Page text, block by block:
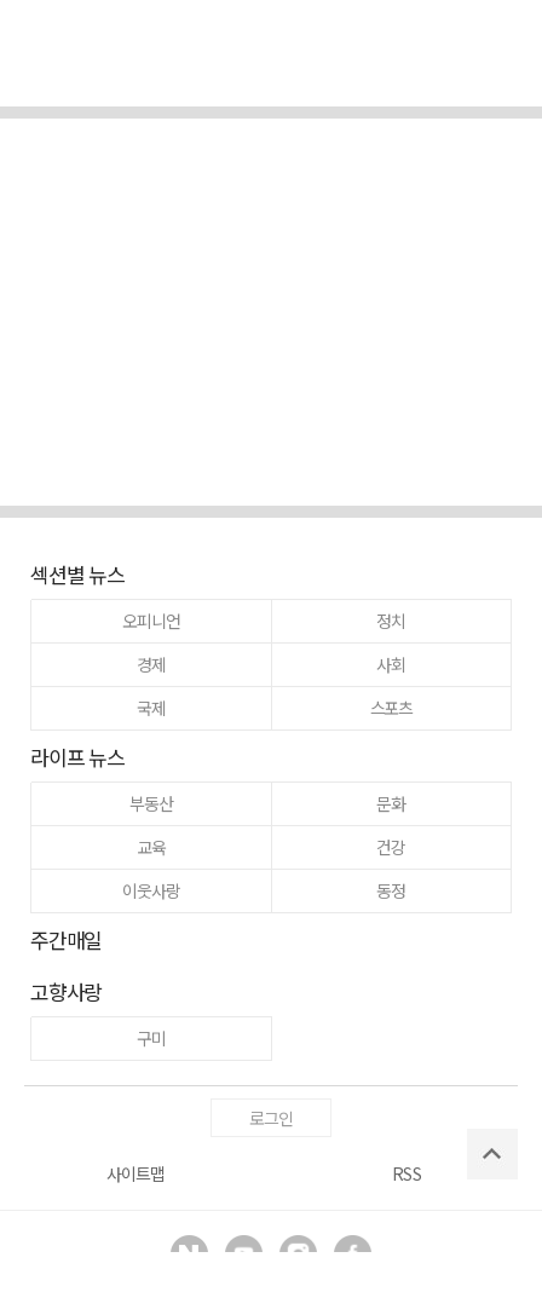
섹션별 뉴스
오피니언
정치
경제
사회
국제
스포츠
라이프 뉴스
부동산
문화
교육
건강
이웃사랑
동정
주간매일
고향사랑
구미
로그인
사이트맵 RSS